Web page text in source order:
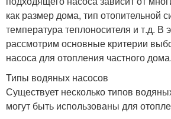
как размер дома, тип отопительной
температура теплоносителя и т.д. В
рассмотрим основные критерии
насоса для отопления частного дома.
Типы водяных насосов
Существует несколько типов
могут быть использованы для